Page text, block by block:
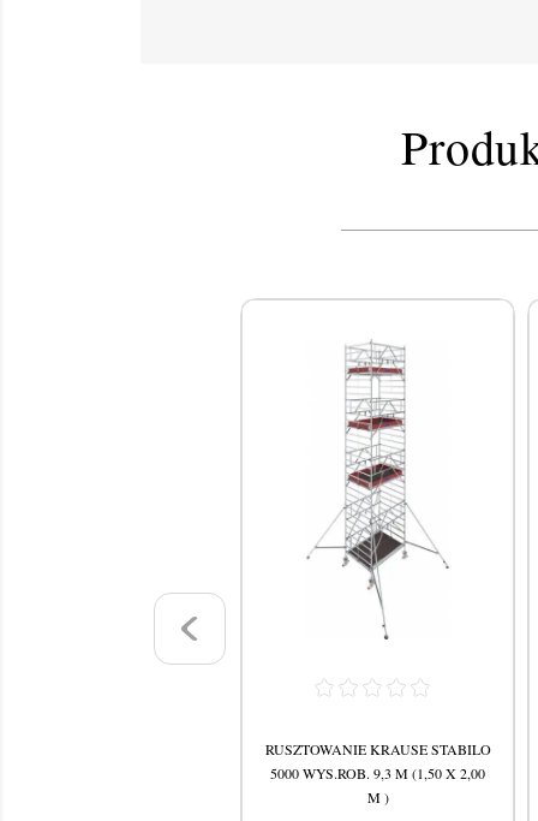
RUSZTOWANIE KRAUSE STABILO
5000 WYS.ROB. 9,3 M (1,50 X 2,00
M )